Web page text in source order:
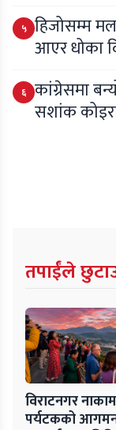
५ हिजोसम्म
आएर धोका
६ कांग्रेसमा
सशांक
तपाईंले
विराटनगर
पर्यटकको